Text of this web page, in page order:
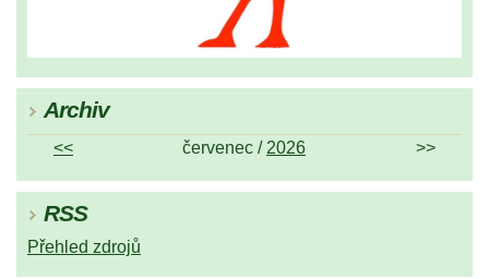
Archiv
<< červenec / 2026 >>
RSS
Přehled zdrojů